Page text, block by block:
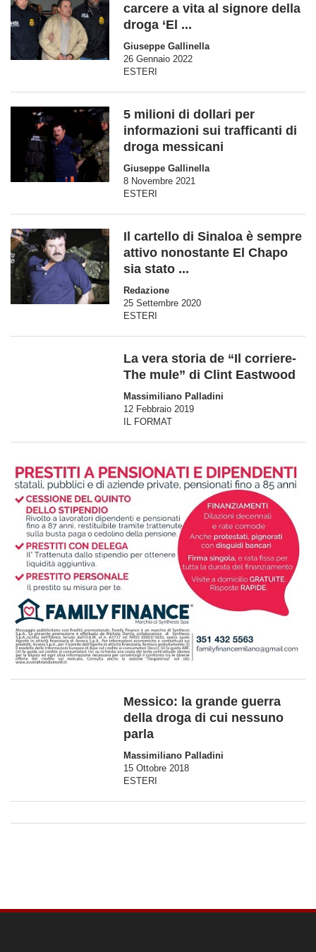
carcere a vita al signore della
droga ‘El ...
Giuseppe Gallinella
26 Gennaio 2022
ESTERI
5 milioni di dollari per
informazioni sui trafficanti di
droga messicani
Giuseppe Gallinella
8 Novembre 2021
ESTERI
Il cartello di Sinaloa è sempre
attivo nonostante El Chapo
sia stato ...
Redazione
25 Settembre 2020
ESTERI
La vera storia de “Il corriere-
The mule” di Clint Eastwood
Massimiliano Palladini
12 Febbraio 2019
IL FORMAT
Messico: la grande guerra
della droga di cui nessuno
parla
Massimiliano Palladini
15 Ottobre 2018
ESTERI